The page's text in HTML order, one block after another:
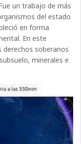
un trabajo de más
del estado
en forma
En este
soberanos
minerales e